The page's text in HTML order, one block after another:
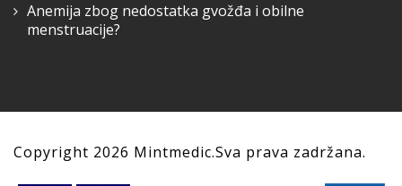
Anemija zbog nedostatka gvožđa i obilne
menstruacije?
Copyright 2026 Mintmedic.Sva prava zadržana.